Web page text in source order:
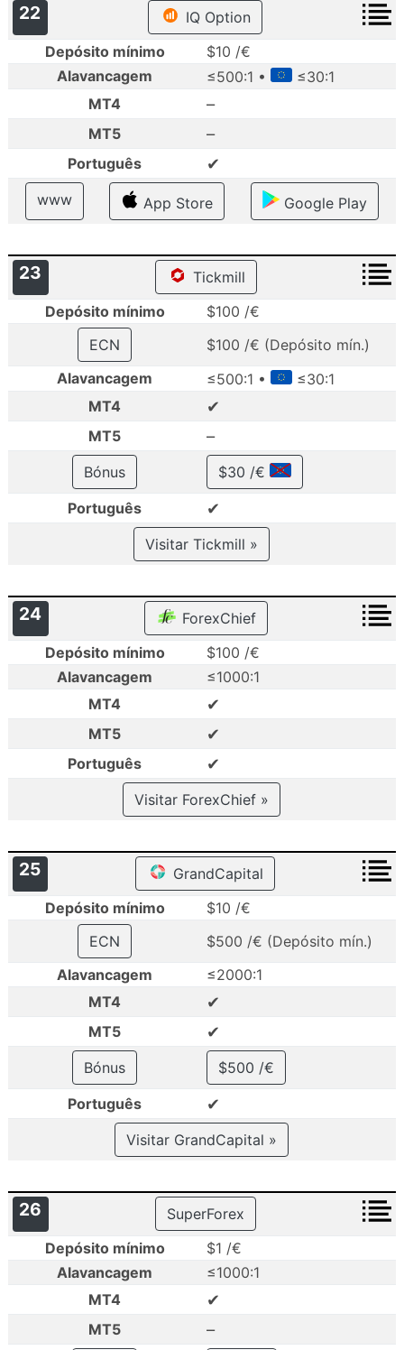
22
IQ Option
Depósito mínimo
$10 /€
Alavancagem
≤500:1 •
≤30:1
MT4
–
MT5 –
Português ✔
www App Store Google Play
23
Tickmill
Depósito mínimo
$100 /€
ECN
$100 /€ (Depósito mín.)
Alavancagem
≤500:1 •
≤30:1
MT4
✔
MT5 –
Bónus
$30 /€
Português
✔
Visitar Tickmill »
24
ForexChief
Depósito mínimo
$100 /€
Alavancagem
≤1000:1
MT4
✔
MT5 ✔
Português ✔
Visitar ForexChief »
25
GrandCapital
Depósito mínimo
$10 /€
ECN
$500 /€ (Depósito mín.)
Alavancagem
≤2000:1
MT4
✔
MT5 ✔
Bónus
$500 /€
Português
✔
Visitar GrandCapital »
26
SuperForex
Depósito mínimo
$1 /€
Alavancagem
≤1000:1
MT4
✔
MT5 –